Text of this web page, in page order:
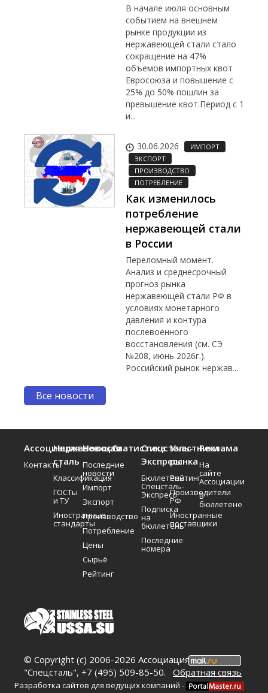
В начале июля основным
событием на внешнем
рынке продукции из
нержавеющей стали стало
сокращение на 47%
объемов импортных квот
Евросоюза и повышение с
25% до 50% пошлин за
превышение квот.Период с 1
и...
30.06.2026
ИМПОРТ
ЭКСПОРТ
ПРОИЗВОДСТВО
ПОТРЕБЛЕНИЕ
Как изменилось
потребление
нержавеющей стали
в России
Переломный момент.
Анализ и среднесрочный
прогноз рынка
нержавеющей стали РФ в
условиях монетарного
давления и контура
послевоенного
восстановления (см. СЭ
№208, июнь 2026г.).
Российский рынок нержав...
Все новости
Ассоциация
Контакты
Нержавеющая
сталь
Классификация
ГОСТы
и ТУ
Иностранные
стандарты
Новости
Последние
новости
Импорт
Экспорт
Производство
Потребление
Цены
Сырьё
Рейтинг
СтатистикаСпецсталь-
Экспресс
Бюллетень
Спецсталь-
Экспресс
Подписка
на
бюллетень
Последние
номера
Участники
рынка
Рейтинг
Производители
РФ
Иностранные
поставщики
Реклама
На
сайте
Ассоциации
В
бюллетене
© Copyright (c) 2006-2026 Ассоциация
"Спецсталь", +7 (495) 509-85-50. Обратная связь
Разработка сайтов для ведущих компаний -